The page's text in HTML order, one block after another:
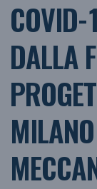
COVID-
DALLA